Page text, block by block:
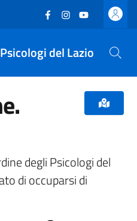
Facebook
(nuova scheda -
Instagram
(nuova scheda
YouTube
(nuova
del Lazio
degli Psicologi del
di occuparsi di